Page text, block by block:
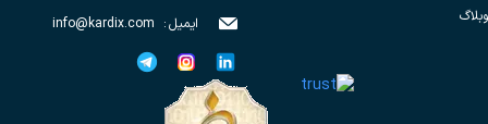
وبلاگ
ایمیل:
info@kardix.com